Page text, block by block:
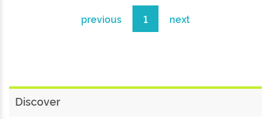
previous 1 next
Discover